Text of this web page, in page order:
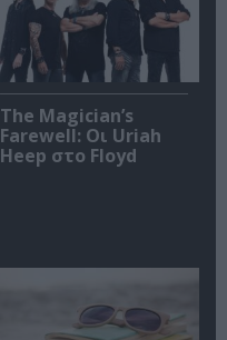
The Magician’s
Farewell: Οι Uriah
Heep στο Floyd